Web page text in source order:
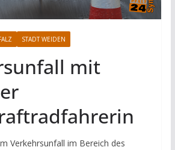
STADT WEIDEN
mit
Verkehrsunfall im Bereich des